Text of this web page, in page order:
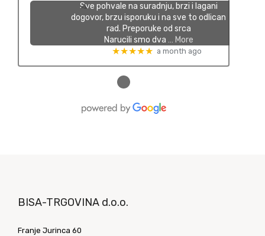
Sve pohvale na suradnju, brzi i lagani
dogovor, brzu isporuku i na sve to odlican
rad. Preporuke od srca
Narucili smo dva … More
★★★★★ a month ago
●
BISA-TRGOVINA d.o.o.
Franje Jurinca 60